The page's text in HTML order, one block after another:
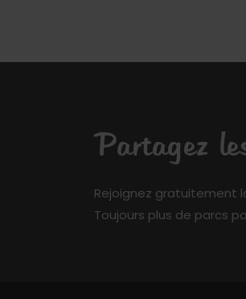
Partagez
Rejoignez gratuitement
Toujours plus de parcs